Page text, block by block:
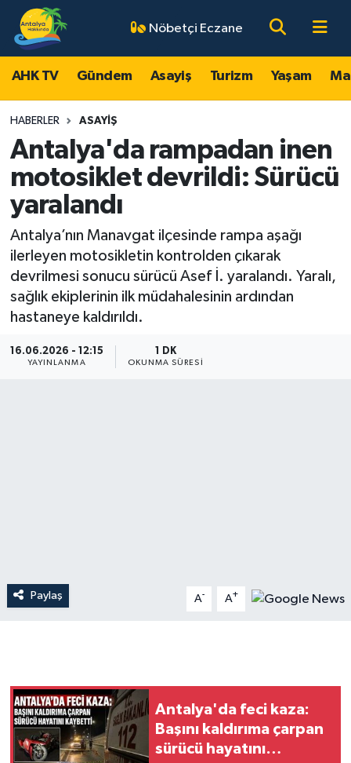
Nöbetçi Eczane
AHK TV Gündem Asayiş Turizm Yaşam
HABERLER ASAYIŞ
Antalya'da rampadan inen
motosiklet devrildi: Sürücü
yaralandı
Antalya’nın Manavgat ilçesinde rampa aşağı
ilerleyen motosikletin kontrolden çıkarak
devrilmesi sonucu sürücü Asef İ. yaralandı. Yaralı,
sağlık ekiplerinin ilk müdahalesinin ardından
hastaneye kaldırıldı.
16.06.2026 - 12:15
YAYINLANMA
1 DK
OKUNMA SÜRESI
Paylaş A- A+
Antalya'da feci kaza:
Başını kaldırıma çarpan
sürücü hayatını
AHK TV
Gündem
Asayiş
Turizm
Magazin
Ekonomi
Antalya Nöbetçi Eczaneler
Antalya Hava Durumu
Antalya Namaz Vakitleri
Antalya Trafik Yoğunluk Haritası
Tüm Manşetler
Son Dakika Haberleri